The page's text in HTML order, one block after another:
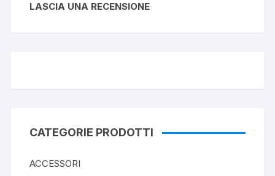
LASCIA UNA RECENSIONE
CATEGORIE PRODOTTI
ACCESSORI